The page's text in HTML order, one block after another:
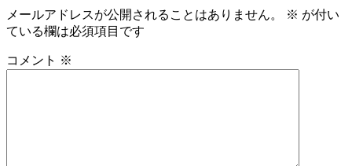
メールアドレスが公開されることはありません。 ※ が付い
ている欄は必須項目です
コメント ※